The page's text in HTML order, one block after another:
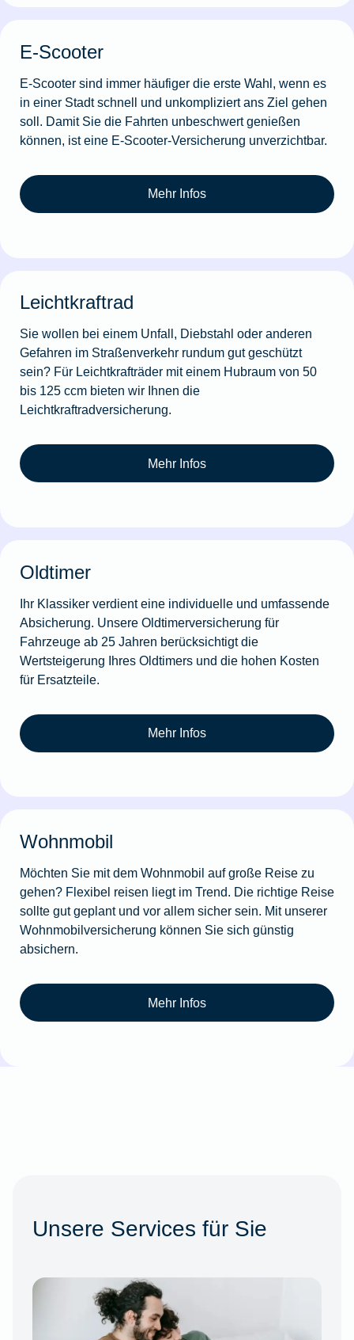
E-Scooter
E-Scooter sind immer häufiger die erste Wahl, wenn es
in einer Stadt schnell und unkompliziert ans Ziel gehen
soll. Damit Sie die Fahrten unbeschwert genießen
können, ist eine E-Scooter-Versicherung unverzichtbar.
Mehr Infos
Leichtkraftrad
Sie wollen bei einem Unfall, Diebstahl oder anderen
Gefahren im Straßenverkehr rundum gut geschützt
sein? Für Leichtkrafträder mit einem Hubraum von 50
bis 125 ccm bieten wir Ihnen die
Leichtkraftradversicherung.
Mehr Infos
Oldtimer
Ihr Klassiker verdient eine individuelle und umfassende
Absicherung. Unsere Oldtimerversicherung für
Fahrzeuge ab 25 Jahren berücksichtigt die
Wertsteigerung Ihres Oldtimers und die hohen Kosten
für Ersatzteile.
Mehr Infos
Wohnmobil
Möchten Sie mit dem Wohnmobil auf große Reise zu
gehen? Flexibel reisen liegt im Trend. Die richtige Reise
sollte gut geplant und vor allem sicher sein. Mit unserer
Wohnmobilversicherung können Sie sich günstig
absichern.
Mehr Infos
Unsere Services für Sie